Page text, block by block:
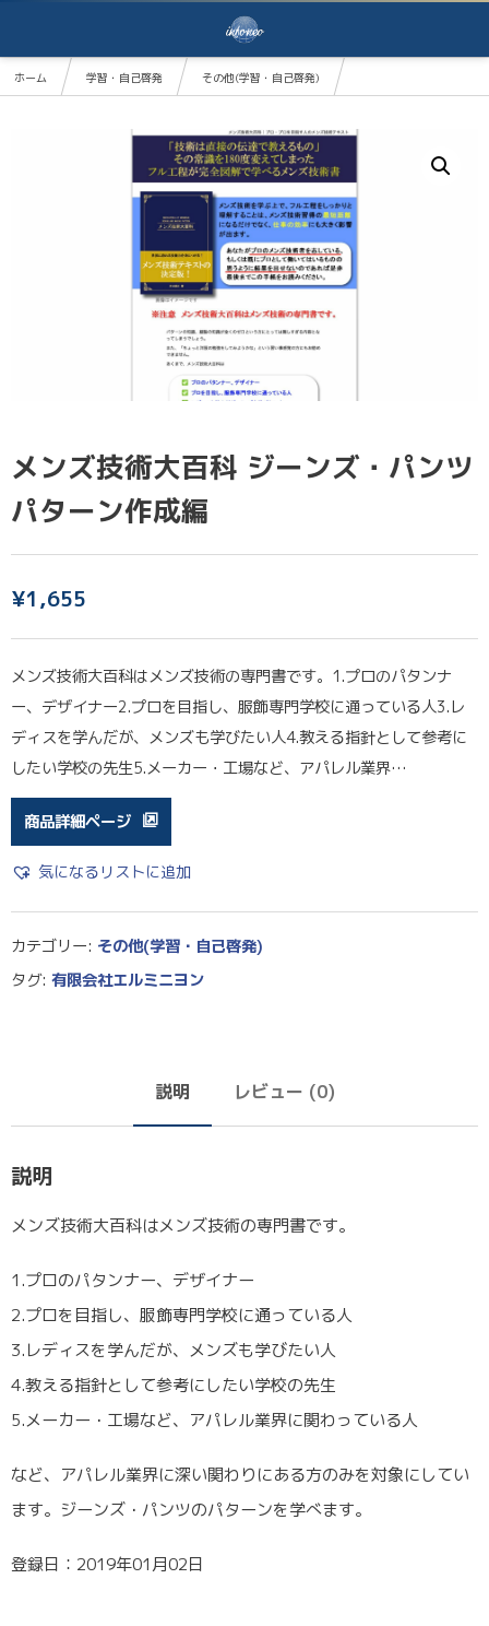
ホーム 学習・自己啓発
その他(学習・自己啓発)
メンズ技術大百科 ジーンズ・パンツ
パターン作成編
¥1,655
メンズ技術大百科はメンズ技術の専門書です。1.プロのパタンナ
ー、デザイナー2.プロを目指し、服飾専門学校に通っている人3.レ
ディスを学んだが、メンズも学びたい人4.教える指針として参考に
したい学校の先生5.メーカー・工場など、アパレル業界…
商品詳細ページ
気になるリストに追加
カテゴリー: その他(学習・自己啓発)
タグ: 有限会社エルミニヨン
説明 レビュー (0)
説明
メンズ技術大百科はメンズ技術の専門書です。
1.プロのパタンナー、デザイナー
2.プロを目指し、服飾専門学校に通っている人
3.レディスを学んだが、メンズも学びたい人
4.教える指針として参考にしたい学校の先生
5.メーカー・工場など、アパレル業界に関わっている人
など、アパレル業界に深い関わりにある方のみを対象にしてい
ます。ジーンズ・パンツのパターンを学べます。
登録日：2019年01月02日